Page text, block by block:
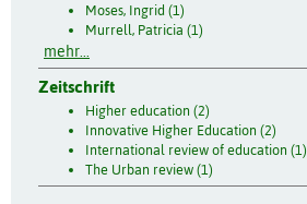
Moses, Ingrid (1)
Murrell, Patricia (1)
mehr...
Zeitschrift
Higher education (2)
Innovative Higher Education (2)
International review of education (1)
The Urban review (1)